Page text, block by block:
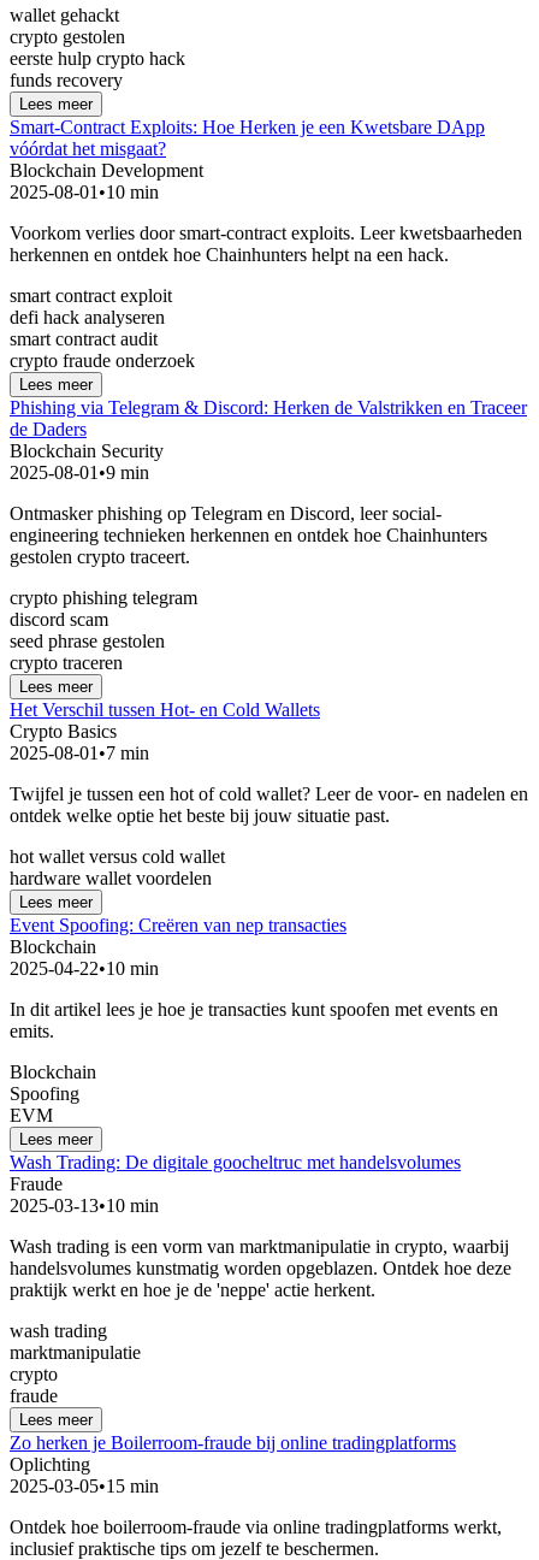
wallet gehackt
crypto gestolen
eerste hulp crypto hack
funds recovery
Lees meer
Smart-Contract Exploits: Hoe Herken je een Kwetsbare DApp
vóórdat het misgaat?
Blockchain Development
2025-08-01 •10 min
Voorkom verlies door smart-contract exploits. Leer kwetsbaarheden
herkennen en ontdek hoe Chainhunters helpt na een hack.
smart contract exploit
defi hack analyseren
smart contract audit
crypto fraude onderzoek
Lees meer
Phishing via Telegram & Discord: Herken de Valstrikken en Traceer
de Daders
Blockchain Security
2025-08-01 •9 min
Ontmasker phishing op Telegram en Discord, leer social-
engineering technieken herkennen en ontdek hoe Chainhunters
gestolen crypto traceert.
crypto phishing telegram
discord scam
seed phrase gestolen
crypto traceren
Lees meer
Het Verschil tussen Hot- en Cold Wallets
Crypto Basics
2025-08-01 •7 min
Twijfel je tussen een hot of cold wallet? Leer de voor- en nadelen en
ontdek welke optie het beste bij jouw situatie past.
hot wallet versus cold wallet
hardware wallet voordelen
Lees meer
Event Spoofing: Creëren van nep transacties
Blockchain
2025-04-22•10 min
In dit artikel lees je hoe je transacties kunt spoofen met events en
emits.
Blockchain
Spoofing
EVM
Lees meer
Wash Trading: De digitale goocheltruc met handelsvolumes
Fraude
2025-03-13•10 min
Wash trading is een vorm van marktmanipulatie in crypto, waarbij
handelsvolumes kunstmatig worden opgeblazen. Ontdek hoe deze
praktijk werkt en hoe je de 'neppe' actie herkent.
wash trading
marktmanipulatie
crypto
fraude
Lees meer
Zo herken je Boilerroom-fraude bij online tradingplatforms
Oplichting
2025-03-05•15 min
Ontdek hoe boilerroom-fraude via online tradingplatforms werkt,
inclusief praktische tips om jezelf te beschermen.